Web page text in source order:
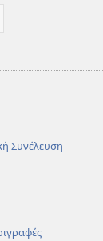
Συνέλευση